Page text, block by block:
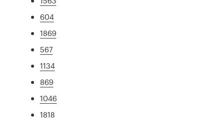
604
1869
567
1134
869
1046
1818